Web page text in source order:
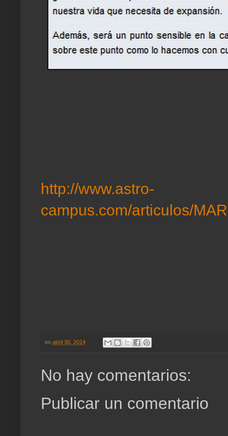
http://www.astro-
campus.com/articulos/
en abril 30, 2014
No hay comentarios:
Publicar un comentario